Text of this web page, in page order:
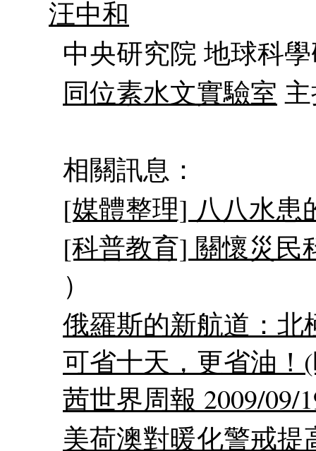
汪中和
中央研究院 地球科
同位素水文實驗室
相關訊息：
[媒體整理] 八八水患
[科普教育] 關懷災民
）
俄羅斯的新航道：
可省十天，更省油！
茜世界周報 2009/09/
美荷澳對暖化警戒